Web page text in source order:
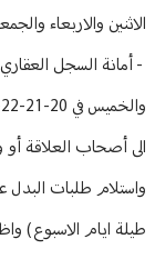
الاثنين والاربعاء
- أمانة السجل العقاري
الى أصحاب العلاقة أو
واستلام طلبات
طيلة ايام الاسبوع)